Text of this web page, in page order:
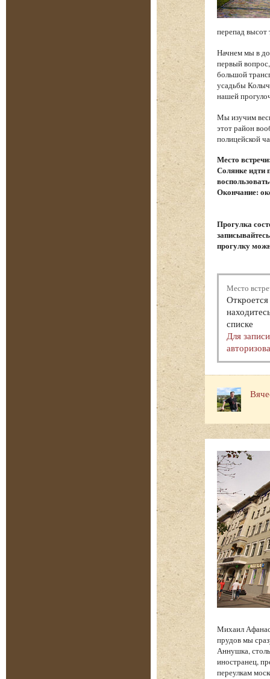
перепад высот
Начнем мы в
первый
большой
усадьбы
нашей
Мы изучим
этот район
полицейской
Место
Солянке идти
Окончание:
Прогулка
прогулку
Место
списке
Для
Михаил
прудов мы
Аннушка,
иностранец,
переулкам